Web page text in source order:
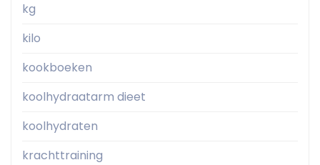
kg
kilo
kookboeken
koolhydraatarm dieet
koolhydraten
krachttraining